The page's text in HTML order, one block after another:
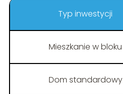
Typ inwestycji
Mieszkanie w bloku
Dom standardowy